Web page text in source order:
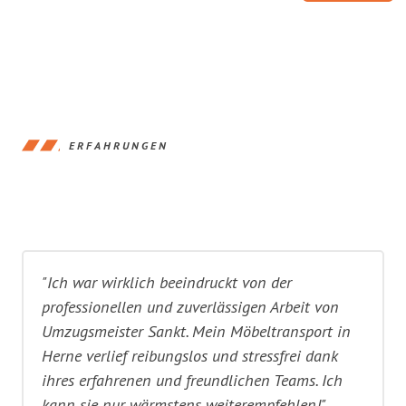
ERFAHRUNGEN
"Ich war wirklich beeindruckt von der
professionellen und zuverlässigen Arbeit von
Umzugsmeister Sankt. Mein Möbeltransport in
Herne verlief reibungslos und stressfrei dank
ihres erfahrenen und freundlichen Teams. Ich